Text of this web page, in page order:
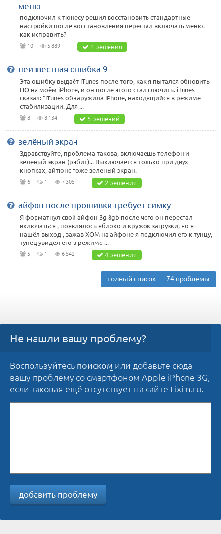
меню
подключил к тюнесу решил восстановить стандартные
настройки после восстановления перестал включать меню.
как исправить?
10 5 889 2 решения
неизвестная ошибка 9
Эта ошибку выдаёт iTunes после того, как я пытался обновить
ПО на моём iPhone, и он после этого стал глючить. iTunes
сказал: "iTunes обнаружила iPhone, находящийся в режиме
стабилизации. Для ...
8 8 134 5 решений
зелёный экран
Здравствуйте, проблема такова, включаешь телефон и
зеленый экран (рябит)... Выключается только при двух
кнопках, айтюнс тоже зеленый экран.
6 1 7 305 2 решения
айфон после прошивки требует симку
Я форматнул свой айфон 3g 8gb после чего он перестал
включаться , появлялось яблоко и кружок загрузки, но я
нашёл выход , зажав ХОМ на айфоне я подключил его к тунцу,
тунец увидел его в режиме ...
5 1 6 542 4 решения
полный список — 74 проблемы
Не нашли вашу проблему?
Воспользуйтесь поиском или добавьте сюда
вашу проблему со смартфоном Apple iPhone 3G,
если таковая ещё отсутствует на сайте Fixim.ru:
добавить проблему